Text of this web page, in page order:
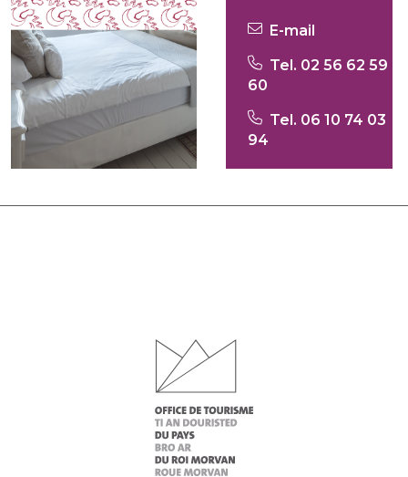
E-mail
Tel. 02 56 62 59
60
Tel. 06 10 74 03
94